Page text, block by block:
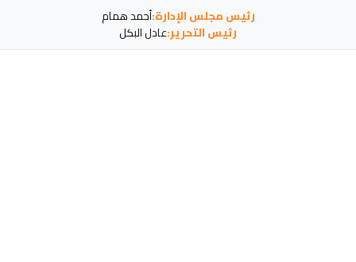
رئيس مجلس الإدارة:أحمد همام
رئيس التحرير:عادل البكل